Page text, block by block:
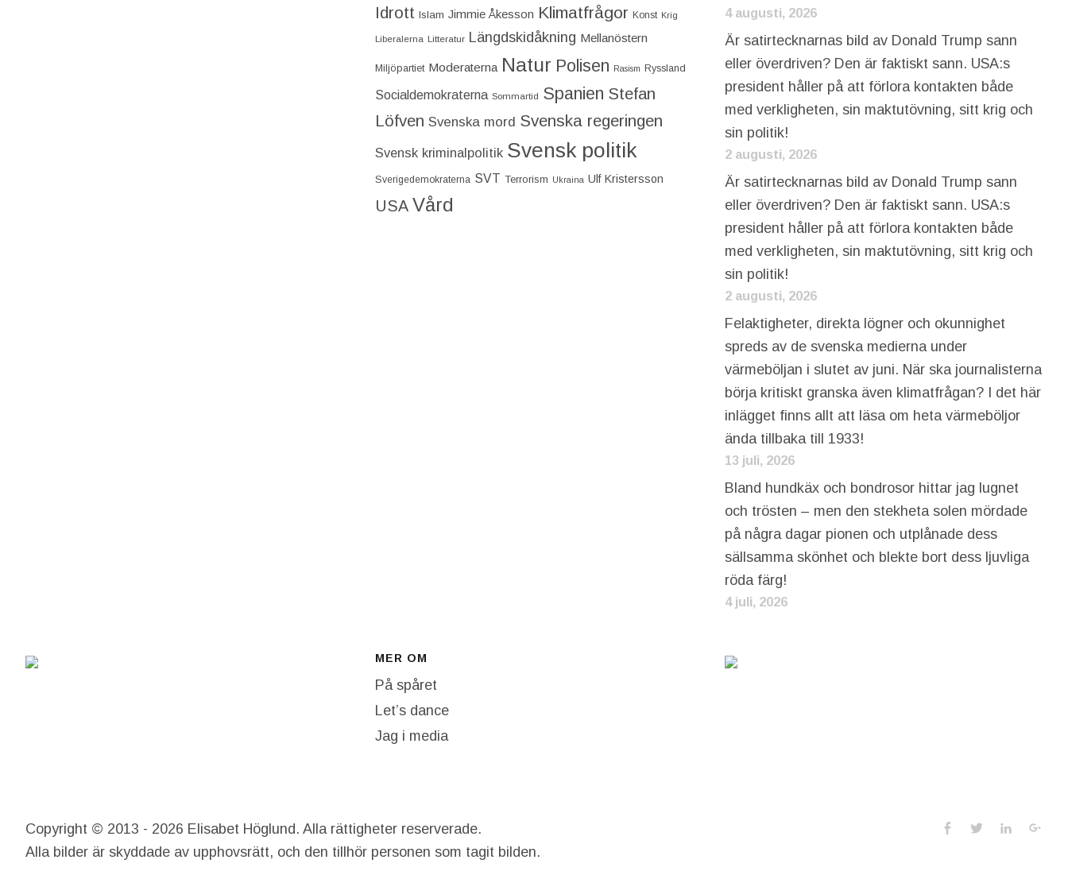
Idrott Islam Jimmie Åkesson Klimatfrågor Konst Krig
Liberalerna Litteratur Längdskidåkning Mellanöstern
Miljöpartiet Moderaterna Natur Polisen Rasism Ryssland
Socialdemokraterna Sommartid Spanien Stefan
Löfven Svenska mord Svenska regeringen
Svensk kriminalpolitik Svensk politik
Sverigedemokraterna SVT Terrorism Ukraina Ulf Kristersson
USA Vård
4 augusti, 2026
Är satirtecknarnas bild av Donald Trump sann
eller överdriven? Den är faktiskt sann. USA:s
president håller på att förlora kontakten både
med verkligheten, sin maktutövning, sitt krig och
sin politik!
2 augusti, 2026
Är satirtecknarnas bild av Donald Trump sann
eller överdriven? Den är faktiskt sann. USA:s
president håller på att förlora kontakten både
med verkligheten, sin maktutövning, sitt krig och
sin politik!
2 augusti, 2026
Felaktigheter, direkta lögner och okunnighet
spreds av de svenska medierna under
värmeböljan i slutet av juni. När ska journalisterna
börja kritiskt granska även klimatfrågan? I det här
inlägget finns allt att läsa om heta värmeböljor
ända tillbaka till 1933!
13 juli, 2026
Bland hundkäx och bondrosor hittar jag lugnet
och trösten – men den stekheta solen mördade
på några dagar pionen och utplånade dess
sällsamma skönhet och blekte bort dess ljuvliga
röda färg!
4 juli, 2026
MER OM
På spåret
Let’s dance
Jag i media
Social
Facebook
TwitterLinkedIn
Copyright © 2013 - 2026 Elisabet Höglund. Alla rättigheter reserverade.
Alla bilder är skyddade av upphovsrätt, och den tillhör personen som tagit bilden.